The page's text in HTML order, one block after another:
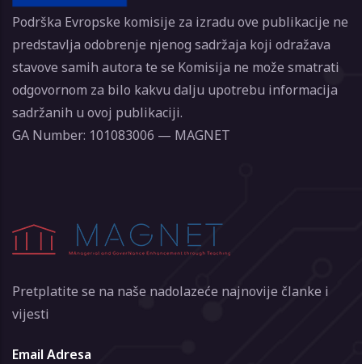
Podrška Evropske komisije za izradu ove publikacije ne
predstavlja odobrenje njenog sadržaja koji odražava
stavove samih autora te se Komisija ne može smatrati
odgovornom za bilo kakvu dalju upotrebu informacija
sadržanih u ovoj publikaciji.
GA Number: 101083006 — MAGNET
Pretplatite se na naše nadolazeće najnovije članke i
vijesti
Email Adresa